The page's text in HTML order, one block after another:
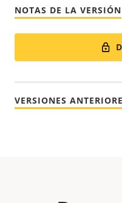
NOTAS DE LA VERSIÓN
VERSIONES